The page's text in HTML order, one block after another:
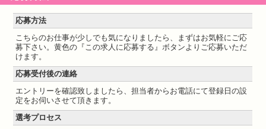
応募方法
こちらのお仕事が少しでも気になりましたら、まずはお気軽にご応
募下さい。黄色の『この求人に応募する』ボタンよりご応募いただ
けます。
応募受付後の連絡
エントリーを確認致しましたら、担当者からお電話にて登録日の設
定をお伺いさせて頂きます。
選考プロセス